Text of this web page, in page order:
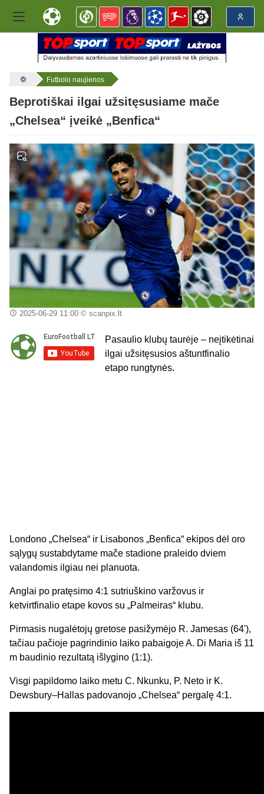
Futbolo naujienos
Beprotiškai ilgai užsitęsusiame mače
„Chelsea“ įveikė „Benfica“
2025-06-29 11:00© scanpix.lt
Pasaulio klubų taurėje – neįtikėtinai
ilgai užsitęsusios aštuntfinalio
etapo rungtynės.
Londono „Chelsea“ ir Lisabonos „Benfica“ ekipos dėl oro
sąlygų sustabdytame mače stadione praleido dviem
valandomis ilgiau nei planuota.
Anglai po pratęsimo 4:1 sutriuškino varžovus ir
ketvirtfinalio etape kovos su „Palmeiras“ klubu.
Pirmasis nugalėtojų gretose pasižymėjo R. Jamesas (64'),
tačiau pačioje pagrindinio laiko pabaigoje A. Di Maria iš 11
m baudinio rezultatą išlygino (1:1).
Visgi papildomo laiko metu C. Nkunku, P. Neto ir K.
Dewsbury–Hallas padovanojo „Chelsea“ pergalę 4:1.